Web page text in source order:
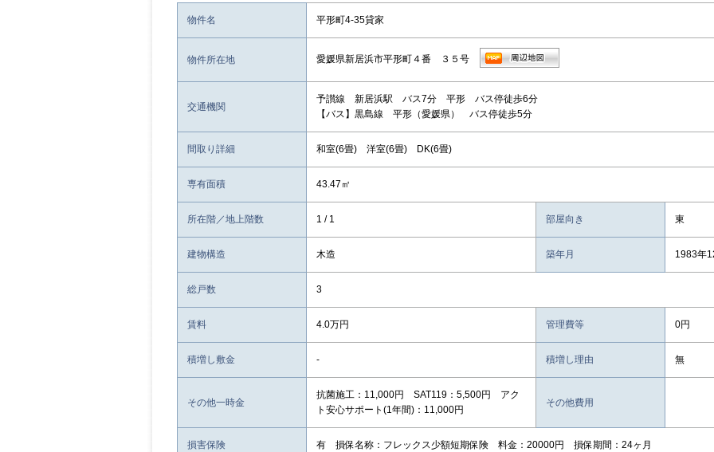
物件名 平形町4-35貸家
物件所在地 愛媛県新居浜市平形町４番 ３５号
交通機関
予讃線 新居浜駅 バス7分 平形 バス停徒歩6分
【バス】黒島線 平形（愛媛県） バス停徒歩5分
間取り詳細 和室(6畳) 洋室(6畳) DK(6畳)
専有面積 43.47㎡
所在階／地上階数 1 / 1 部屋向き 東
建物構造 木造 築年月 1983年
総戸数 3
賃料 4.0万円 管理費等 0円
積増し敷金 - 積増し理由 無
その他一時金
抗菌施工：11,000円 SAT119：5,500円 アク
ト安心サポート(1年間)：11,000円
その他費用
損害保険 有 損保名称：フレックス少額短期保険 料金：20000円 損保期間：24ヶ月